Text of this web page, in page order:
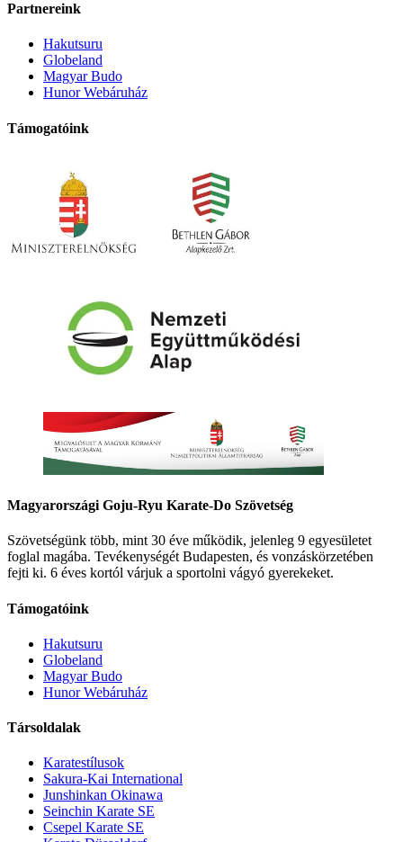
Partnereink
Hakutsuru
Globeland
Magyar Budo
Hunor Webáruház
Támogatóink
Magyarországi Goju-Ryu Karate-Do Szövetség
Szövetségünk több, mint 30 éve működik, jelenleg 9 egyesületet
foglal magába. Tevékenységét Budapesten, és vonzáskörzetében
fejti ki. 6 éves kortól várjuk a sportolni vágyó gyerekeket.
Támogatóink
Hakutsuru
Globeland
Magyar Budo
Hunor Webáruház
Társoldalak
Karatestílusok
Sakura-Kai International
Junshinkan Okinawa
Seinchin Karate SE
Csepel Karate SE